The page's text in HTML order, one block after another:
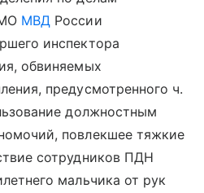
МВД России
инспектора
обвиняемых
предусмотренного ч.
должностным
повлекшее тяжкие
сотрудников ПДН
мальчика от рук